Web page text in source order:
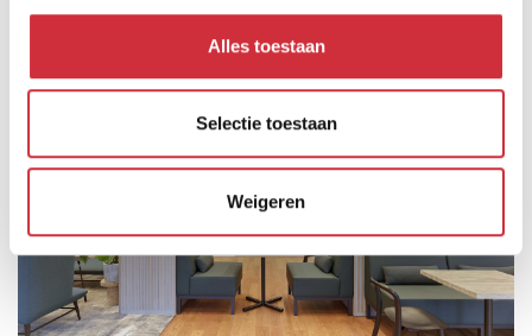
Alles toestaan
Selectie toestaan
Weigeren
Benieuwd?We leiden je graag rond!